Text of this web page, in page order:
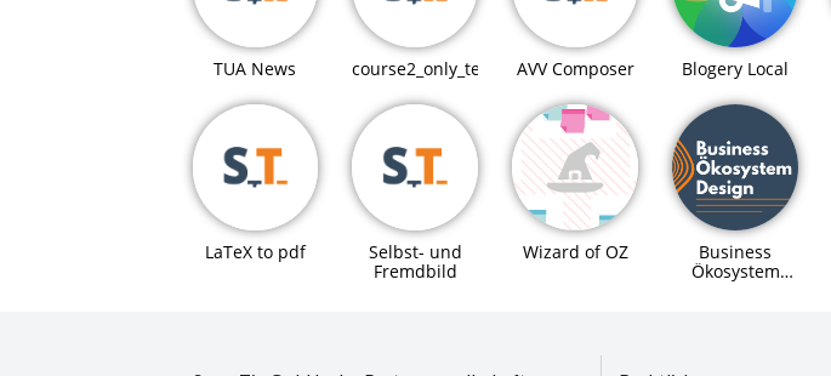
TUA News course2_only_teachingAVV Composer Blogery Local
LaTeX to pdf
Selbst- und
Fremdbild
Wizard of OZ
Business
Ökosystem